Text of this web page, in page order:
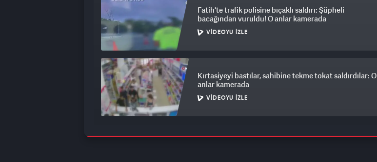
Fatih'te trafik polisine bıçaklı saldırı: Şüpheli
bacağından vuruldu! O anlar kamerada
VIDEOYU İZLE
Kırtasiyeyi bastılar, sahibine tekme tokat saldırdılar: O
anlar kamerada
VIDEOYU İZLE